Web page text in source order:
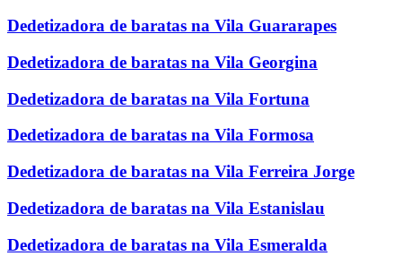
Dedetizadora de baratas na Vila Guararapes
Dedetizadora de baratas na Vila Georgina
Dedetizadora de baratas na Vila Fortuna
Dedetizadora de baratas na Vila Formosa
Dedetizadora de baratas na Vila Ferreira Jorge
Dedetizadora de baratas na Vila Estanislau
Dedetizadora de baratas na Vila Esmeralda